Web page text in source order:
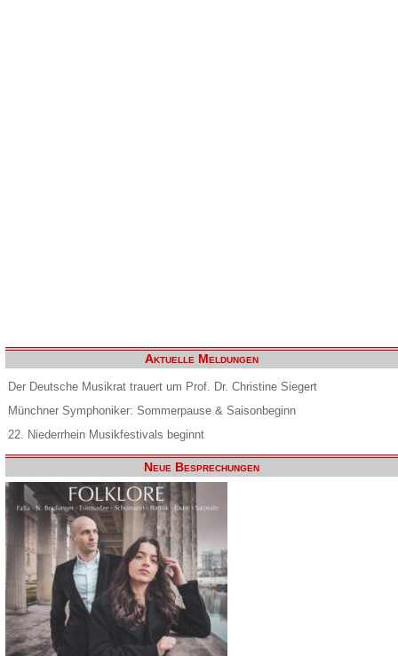
Aktuelle Meldungen
Der Deutsche Musikrat trauert um Prof. Dr. Christine Siegert
Münchner Symphoniker: Sommerpause & Saisonbeginn
22. Niederrhein Musikfestivals beginnt
Neue Besprechungen